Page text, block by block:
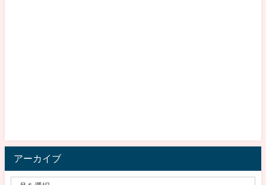
アーカイブ